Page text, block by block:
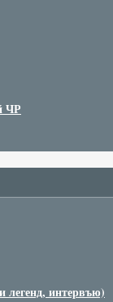
ЧР
легенд, интервъю)